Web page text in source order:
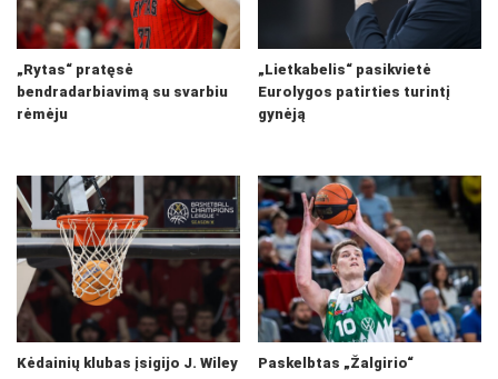
„Rytas“ pratęsė
bendradarbiavimą su svarbiu
rėmėju
„Lietkabelis“ pasikvietė
Eurolygos patirties turintį
gynėją
Kėdainių klubas įsigijo J. Wiley
Paskelbtas „Žalgirio“